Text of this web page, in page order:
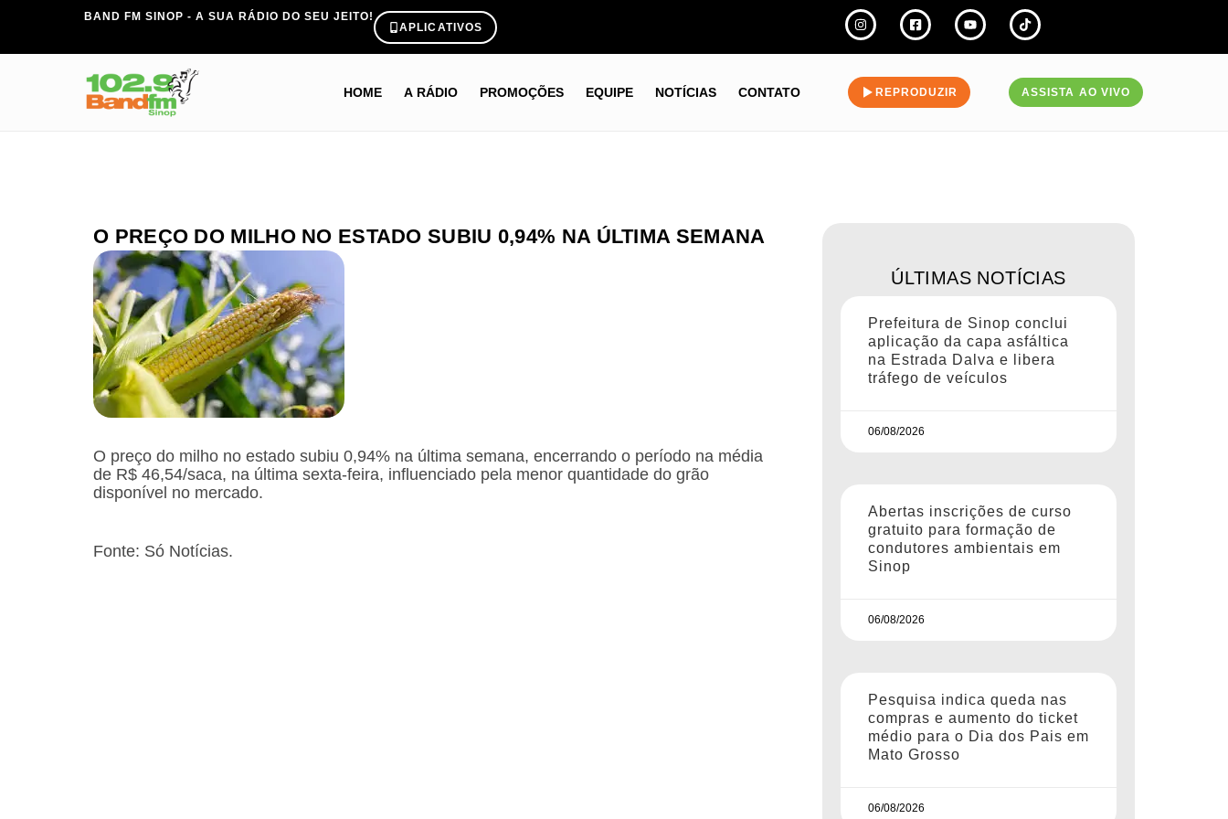
BAND FM SINOP - A SUA RÁDIO DO SEU JEITO!
APLICATIVOS
HOME A RÁDIO PROMOÇÕES EQUIPE NOTÍCIAS CONTATO REPRODUZIR ASSISTA AO VIVO
O PREÇO DO MILHO NO ESTADO SUBIU 0,94% NA ÚLTIMA SEMANA
O preço do milho no estado subiu 0,94% na última semana, encerrando o período na média
de R$ 46,54/saca, na última sexta-feira, influenciado pela menor quantidade do grão
disponível no mercado.
Fonte: Só Notícias.
ÚLTIMAS NOTÍCIAS
Prefeitura de Sinop conclui
aplicação da capa asfáltica
na Estrada Dalva e libera
tráfego de veículos
06/08/2026
Abertas inscrições de curso
gratuito para formação de
condutores ambientais em
Sinop
06/08/2026
Pesquisa indica queda nas
compras e aumento do ticket
médio para o Dia dos Pais em
Mato Grosso
06/08/2026